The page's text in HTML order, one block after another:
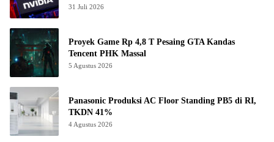
31 Juli 2026
Proyek Game Rp 4,8 T Pesaing GTA Kandas
Tencent PHK Massal
5 Agustus 2026
Panasonic Produksi AC Floor Standing PB5 di RI,
TKDN 41%
4 Agustus 2026